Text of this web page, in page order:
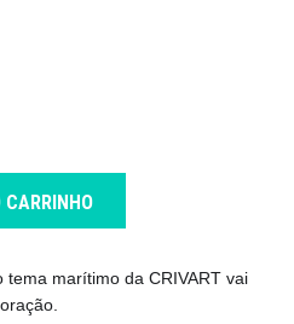
tema marítimo da CRIVART vai